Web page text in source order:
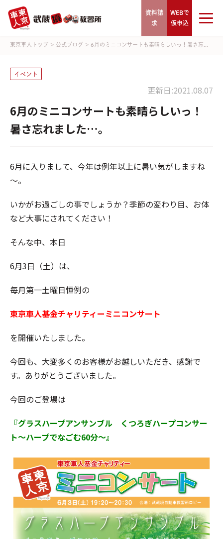
資料請
求
WEBで
仮申込
東京車人トップ > 公式ブログ > 6月のミニコンサートも素晴らしいっ！暑さ忘...
イベント
更新日:2021.08.07
6月のミニコンサートも素晴らしいっ！
暑さ忘れました…。
6月に入りまして、今年は例年以上に暑い気がしますね
～。
いかがお過ごしの事でしょうか？季節の変わり目、お体
など大事にされてください！
そんな中、本日
6月3日（土）は、
毎月第一土曜日恒例の
東京車人基金チャリティーミニコンサート
を開催いたしました。
今回も、大変多くのお客様がお越しいただき、感謝で
す。ありがとうございました。
今回のご登場は
『グラスハープアンサンブル くつろぎハープコンサー
ト～ハープでなごむ60分～』